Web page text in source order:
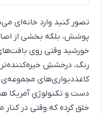
تصور کنید وارد خانه‌ای
پوشش، بلکه بخشی از
خورشید وقتی روی
رنگ، درخششِ
کاغذدیواری‌های مجموعه‌ی
دست و تکنولوژیِ آمریکا
خلق کرده که وقتی در کنار